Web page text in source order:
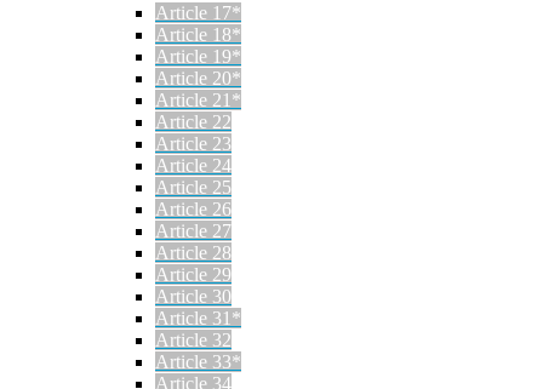
Article 17*
Article 18*
Article 19*
Article 20*
Article 21*
Article 22
Article 23
Article 24
Article 25
Article 26
Article 27
Article 28
Article 29
Article 30
Article 31*
Article 32
Article 33*
Article 34